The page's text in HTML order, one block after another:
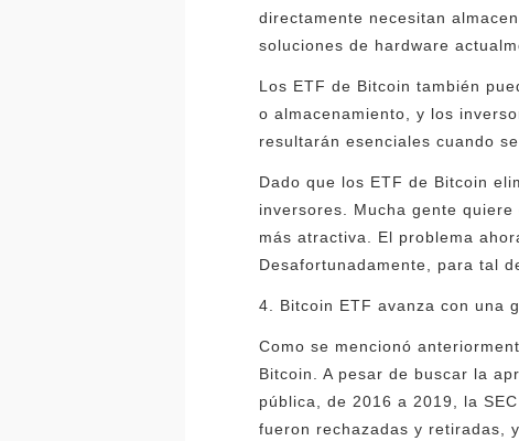
directamente necesitan
soluciones de hardware
Los ETF de Bitcoin también
o almacenamiento, y los
resultarán esenciales cuando
Dado que los ETF de Bitcoin
inversores. Mucha gente
más atractiva. El problema
Desafortunadamente, para tal
4. Bitcoin ETF avanza con una
Como se mencionó
Bitcoin. A pesar de buscar la
pública, de 2016 a 2019, la
fueron rechazadas y retiradas,